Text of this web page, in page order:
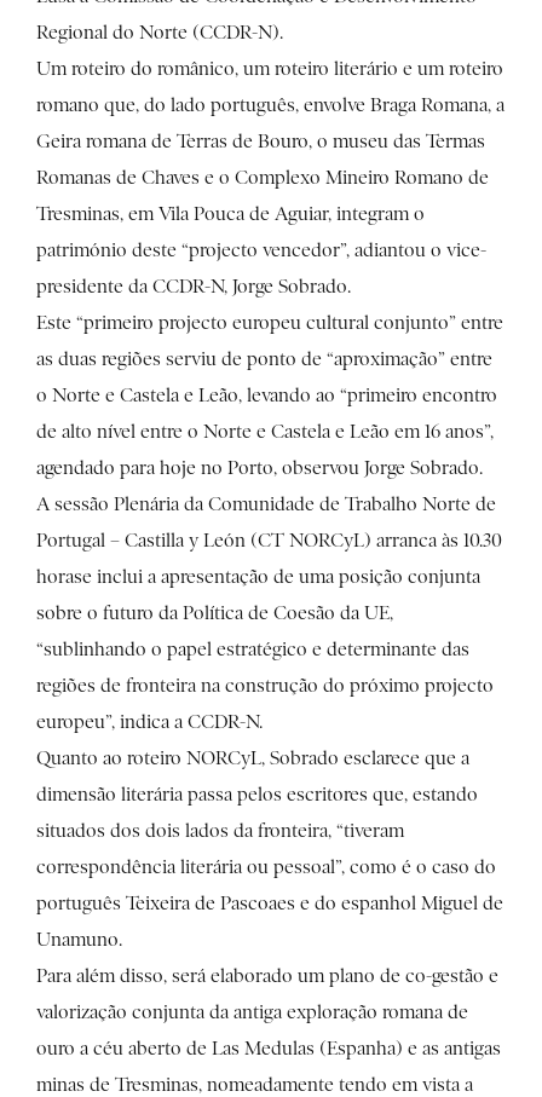
Regional do Norte (CCDR-N).
Um roteiro do românico, um roteiro literário e um roteiro
romano que, do lado português, envolve Braga Romana, a
Geira romana de Terras de Bouro, o museu das Termas
Romanas de Chaves e o Complexo Mineiro Romano de
Tresminas, em Vila Pouca de Aguiar, integram o
património deste “projecto vencedor”, adiantou o vice-
presidente da CCDR-N, Jorge Sobrado.
Este “primeiro projecto europeu cultural conjunto” entre
as duas regiões serviu de ponto de “aproximação” entre
o Norte e Castela e Leão, levando ao “primeiro encontro
de alto nível entre o Norte e Castela e Leão em 16 anos”,
agendado para hoje no Porto, observou Jorge Sobrado.
A sessão Plenária da Comunidade de Trabalho Norte de
Portugal – Castilla y León (CT NORCyL) arranca às 10.30
horase inclui a apresentação de uma posição conjunta
sobre o futuro da Política de Coesão da UE,
“sublinhando o papel estratégico e determinante das
regiões de fronteira na construção do próximo projecto
europeu”, indica a CCDR-N.
Quanto ao roteiro NORCyL, Sobrado esclarece que a
dimensão literária passa pelos escritores que, estando
situados dos dois lados da fronteira, “tiveram
correspondência literária ou pessoal”, como é o caso do
português Teixeira de Pascoaes e do espanhol Miguel de
Unamuno.
Para além disso, será elaborado um plano de co-gestão e
valorização conjunta da antiga exploração romana de
ouro a céu aberto de Las Medulas (Espanha) e as antigas
minas de Tresminas, nomeadamente tendo em vista a